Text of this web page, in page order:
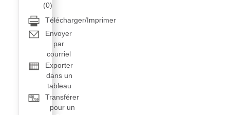
(0)
Télécharger/Imprimer
Envoyer
par
courriel
Exporter
dans un
tableau
Transférer
pour un